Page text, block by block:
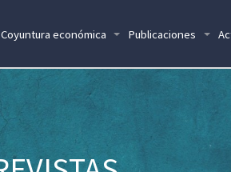
Coyuntura económica Publicaciones